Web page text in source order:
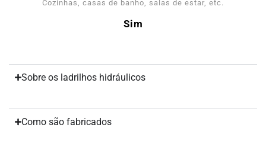
Cozinhas, casas de banho, salas de estar, etc.
Sim
Sobre os ladrilhos hidráulicos
Como são fabricados